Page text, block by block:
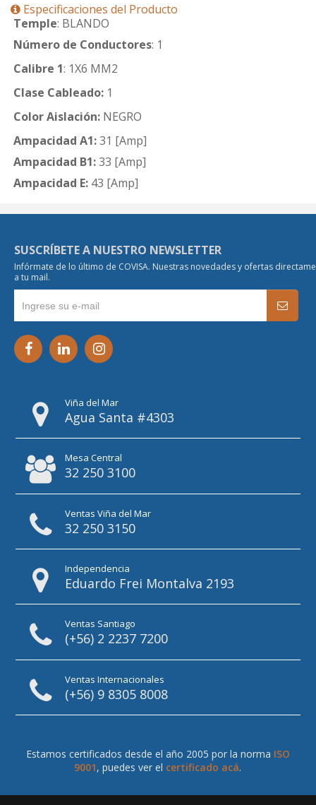
Especificaciones del Producto
Temple: BLANDO
Número de Conductores: 1
Calibre 1: 1X6 MM2
Clase Cableado: 1
Color Aislación: NEGRO
Ampacidad A1:31 [Amp]
Ampacidad B1:33 [Amp]
Ampacidad E: 43 [Amp]
SUSCRÍBETE A NUESTRO NEWSLETTER
Infórmate de lo último de COVISA. Nuestras novedades y ofertas
a tu mail.
Viña del Mar
Agua Santa #4303
Mesa Central
32 250 3100
Ventas Viña del Mar
32 250 3150
Independencia
Eduardo Frei Montalva 2193
Ventas Santiago
(+56) 2 2237 7200
Ventas Internacionales
(+56) 9 8305 8008
Estamos certificados desde el año 2005 por la norma ISO
9001, puedes ver el certificado acá.